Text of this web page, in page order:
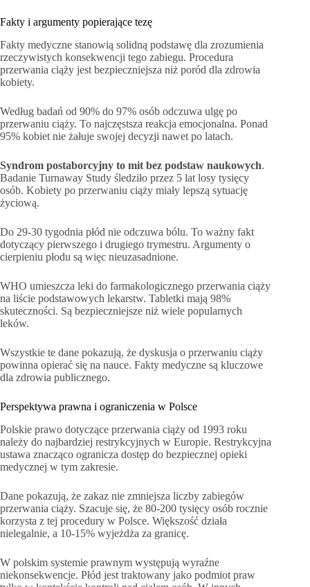
Fakty i argumenty popierające tezę
Fakty medyczne stanowią solidną podstawę dla zrozumienia
rzeczywistych konsekwencji tego zabiegu. Procedura
przerwania ciąży jest bezpieczniejsza niż poród dla zdrowia
kobiety.
Według badań od 90% do 97% osób odczuwa ulgę po
przerwaniu ciąży. To najczęstsza reakcja emocjonalna. Ponad
95% kobiet nie żałuje swojej decyzji nawet po latach.
Syndrom postaborcyjny to mit bez podstaw naukowych.
Badanie Turnaway Study śledziło przez 5 lat losy tysięcy
osób. Kobiety po przerwaniu ciąży miały lepszą sytuację
życiową.
Do 29-30 tygodnia płód nie odczuwa bólu. To ważny fakt
dotyczący pierwszego i drugiego trymestru. Argumenty o
cierpieniu płodu są więc nieuzasadnione.
WHO umieszcza leki do farmakologicznego przerwania ciąży
na liście podstawowych lekarstw. Tabletki mają 98%
skuteczności. Są bezpieczniejsze niż wiele popularnych
leków.
Wszystkie te dane pokazują, że dyskusja o przerwaniu ciąży
powinna opierać się na nauce. Fakty medyczne są kluczowe
dla zdrowia publicznego.
Perspektywa prawna i ograniczenia w Polsce
Polskie prawo dotyczące przerwania ciąży od 1993 roku
należy do najbardziej restrykcyjnych w Europie. Restrykcyjna
ustawa znacząco ogranicza dostęp do bezpiecznej opieki
medycznej w tym zakresie.
Dane pokazują, że zakaz nie zmniejsza liczby zabiegów
przerwania ciąży. Szacuje się, że 80-200 tysięcy osób rocznie
korzysta z tej procedury w Polsce. Większość działa
nielegalnie, a 10-15% wyjeżdża za granicę.
W polskim systemie prawnym występują wyraźne
niekonsekwencje. Płód jest traktowany jako podmiot praw